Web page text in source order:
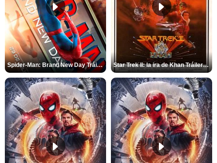
Spider-Man: Brand New Day Tráiler (3) Star Trek II: la ira de Khan Tráiler VO